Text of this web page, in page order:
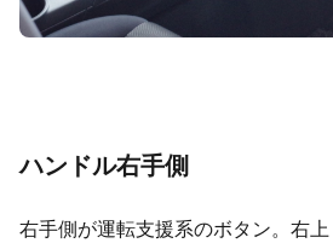
ハンドル右手側
右手側が運転支援系のボタン。右